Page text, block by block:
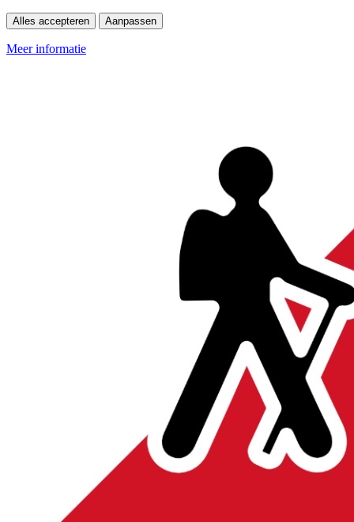
Alles accepteren Aanpassen
Meer informatie